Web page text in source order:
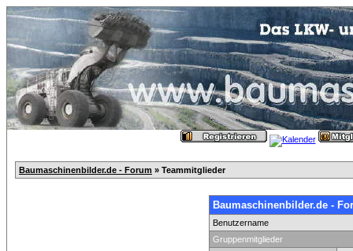
Baumaschinenbilder.de - Forum » Teammitglieder
Baumaschinenbilder.de -
Benutzername
Gruppenmitglieder